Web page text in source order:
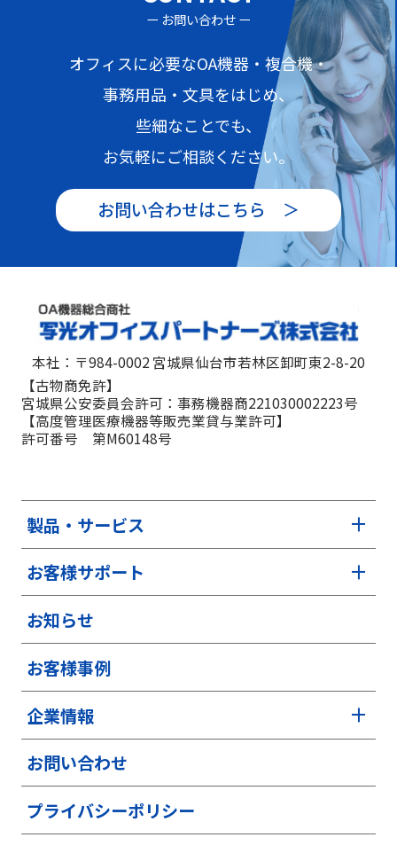
ー お問い合わせ ー
オフィスに必要なOA機器・複合機・
事務用品・文具をはじめ、
些細なことでも、
お気軽にご相談ください。
お問い合わせはこちら ＞
本社：〒984-0002 宮城県仙台市若林区卸町東2-8-20
【古物商免許】
宮城県公安委員会許可：事務機器商221030002223号
【高度管理医療機器等販売業貸与業許可】
許可番号 第M60148号
製品・サービス
お客様サポート
お知らせ
お客様事例
企業情報
お問い合わせ
プライバシーポリシー